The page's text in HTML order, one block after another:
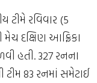
ટીમે રવિવાર (5
મેચ દક્ષિણ આફ્રિકા
હતી. 327 રનના
ટીમ 83 રનમાં સમેટાઈ